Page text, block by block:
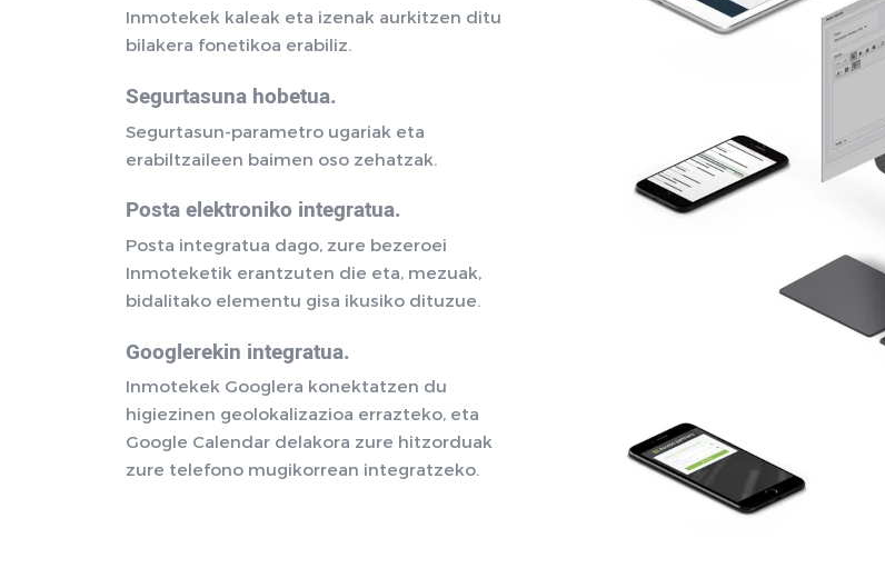
Inmotekek kaleak eta izenak aurkitzen ditu
bilakera fonetikoa erabiliz.
Segurtasuna hobetua.
Segurtasun-parametro ugariak eta
erabiltzaileen baimen oso zehatzak.
Posta elektroniko integratua.
Posta integratua dago, zure bezeroei
Inmoteketik erantzuten die eta, mezuak,
bidalitako elementu gisa ikusiko dituzue.
Googlerekin integratua.
Inmotekek Googlera konektatzen du
higiezinen geolokalizazioa errazteko, eta
Google Calendar delakora zure hitzorduak
zure telefono mugikorrean integratzeko.